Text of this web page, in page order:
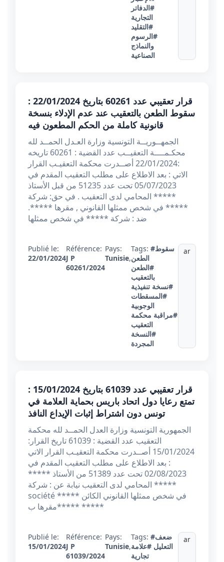
#الدفاتر
التجارية
#التقليد
#الرسوم
والنماذج
الصناعية
قرار تعقيبي عدد 60261 بتاريخ 22/01/2024 :
سقوط الطعن بالتعقيب عند عدم الإدلاء بنسخة
قانونية كاملة من الحكم المطعون فيه
الجمهــوريــة التونسية وزارة العـدل الحمــد لله
محكـمــــة التعقيــب عدد القضية : 60261 تاريخه
:22/01/2024 أصــدرت محكمة التعقيـب القرار
الاتي : بعد الاطلاع على مطلب التعقيب المقدم في
05/07/2023 تحت عدد 51235 من قبل الأستاذ
***** المحامي لدى التعقيب . في حق: شركة
***** في شخص ممثلها القانوني , مقرها *****.
ضد : شركة ***** في شخص ممثلها
Publié le:
22/01/2024
Référence:
J P
60261/2024
Pays:
Tunisie,
Tags: #سقوط
الطعن
#الطعن
بالتعقيب
#نسخة تنفيذية
#المسقطات
الوجوبية
#مراقبة محكمة
التعقيب
#النسخة
المجردة
ar
قرار تعقيبي عدد 61039 بتاريخ 15/01/2024 :
تمتع رعايا دول اتحاد باريس بحماية العلامة في
تونس دون اشتراط إثبات الإيداع النافذ
الجمهورية التونسية وزارة العدل الحمــد لله محكمة
التعقيب عدد القضية : 61039 تاريخ القرار:
15/01/2024 أصــدرت محكمة التعقيـب القرار الاتي
: بعد الاطلاع على مطلب التعقيب المقدم في
02/08/2023 تحت عدد 51389 من الأستاذ *****
المحامي لدى التعقيب نيابة عن : شركة *****
société ***** في شخص ممثلها القانوني الكائن
مقرها ب***** *****
Publié le:
15/01/2024
Référence:
J P
61039/2024
Pays:
Tunisie,
Tags: #ضعف
التعليل #علامة
تجارية
ar